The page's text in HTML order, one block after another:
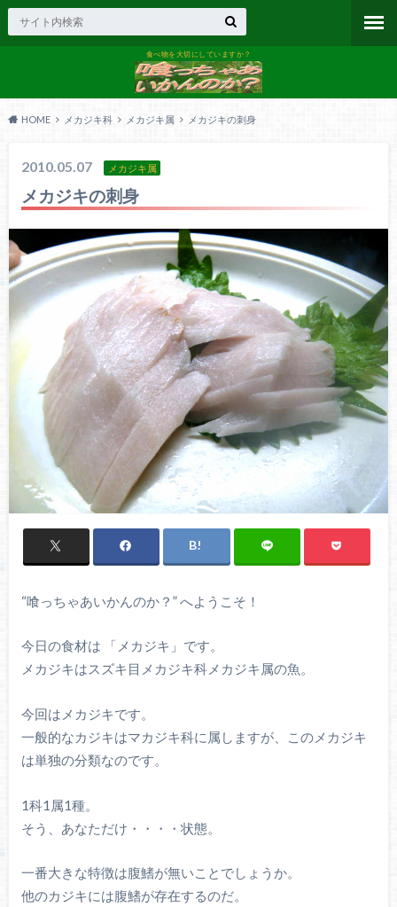
食べ物を大切にしていますか？
HOME メカジキ科 メカジキ属 メカジキの刺身
2010.05.07 メカジキ属
メカジキの刺身
“喰っちゃあいかんのか？” へようこそ！
今日の食材は 「メカジキ」です。
メカジキはスズキ目メカジキ科メカジキ属の魚。
今回はメカジキです。
一般的なカジキはマカジキ科に属しますが、このメカジキ
は単独の分類なのです。
1科1属1種。
そう、あなただけ・・・・状態。
一番大きな特徴は腹鰭が無いことでしょうか。
他のカジキには腹鰭が存在するのだ。